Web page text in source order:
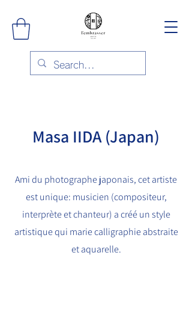
Masa IIDA (Japan)
Ami du photographe japonais, cet artiste
est unique: musicien (compositeur,
interprète et chanteur) a créé un style
artistique qui marie calligraphie abstraite
et aquarelle.